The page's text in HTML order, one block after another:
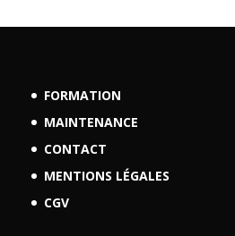
FORMATION
MAINTENANCE
CONTACT
MENTIONS LÉGALES
CGV